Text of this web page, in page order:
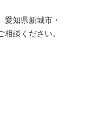
愛知県新城市・
談ください。